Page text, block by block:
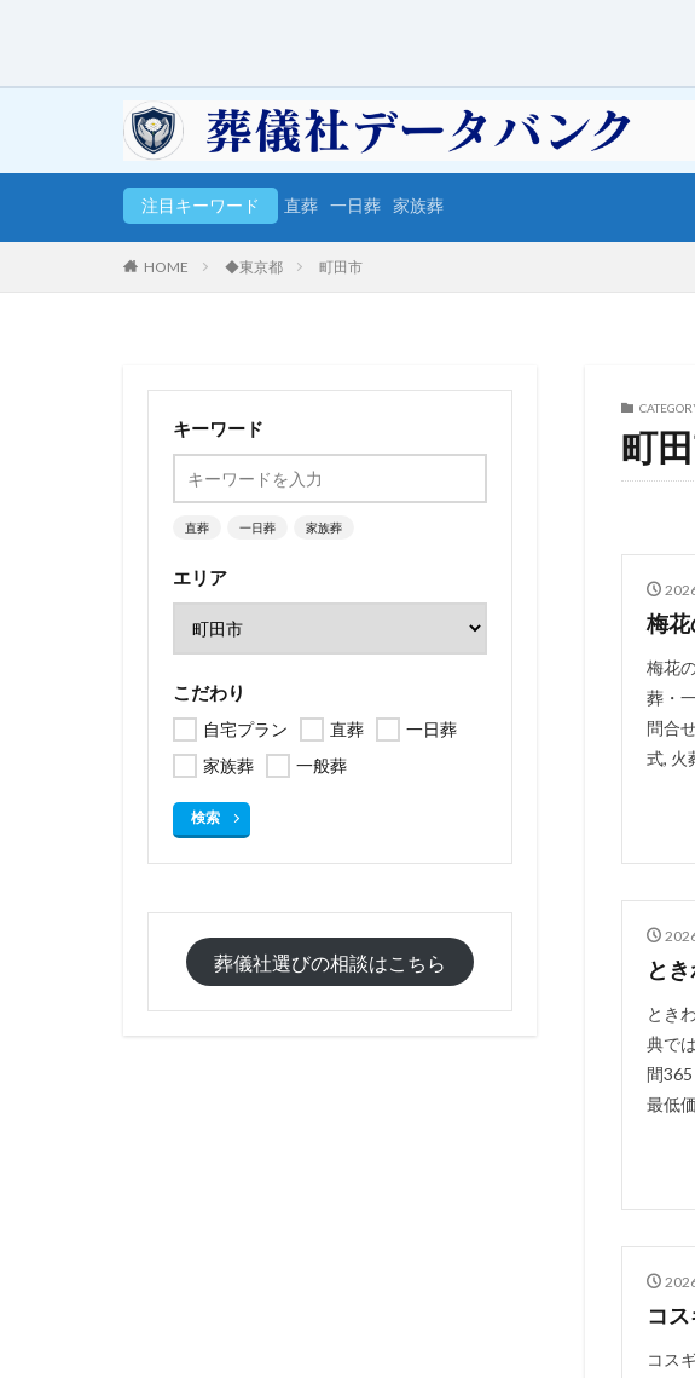
注目キーワード 直葬 一日葬 家族葬
HOME ◆東京都 町田市
町
梅
梅花
葬・
問合
式, 火
と
とき
典で
間
最低
コ
コス
キーワード
直葬 一日葬 家族葬
エリア
こだわり
自宅プラン 直葬
一日葬
家族葬
一般葬
検索
葬儀社選びの相談はこちら